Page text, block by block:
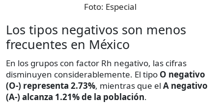
Foto: Especial
Los tipos negativos son menos
frecuentes en México
En los grupos con factor Rh negativo, las cifras
disminuyen considerablemente. El tipo O negativo
(O-) representa 2.73%, mientras que el A negativo
(A-) alcanza 1.21% de la población.